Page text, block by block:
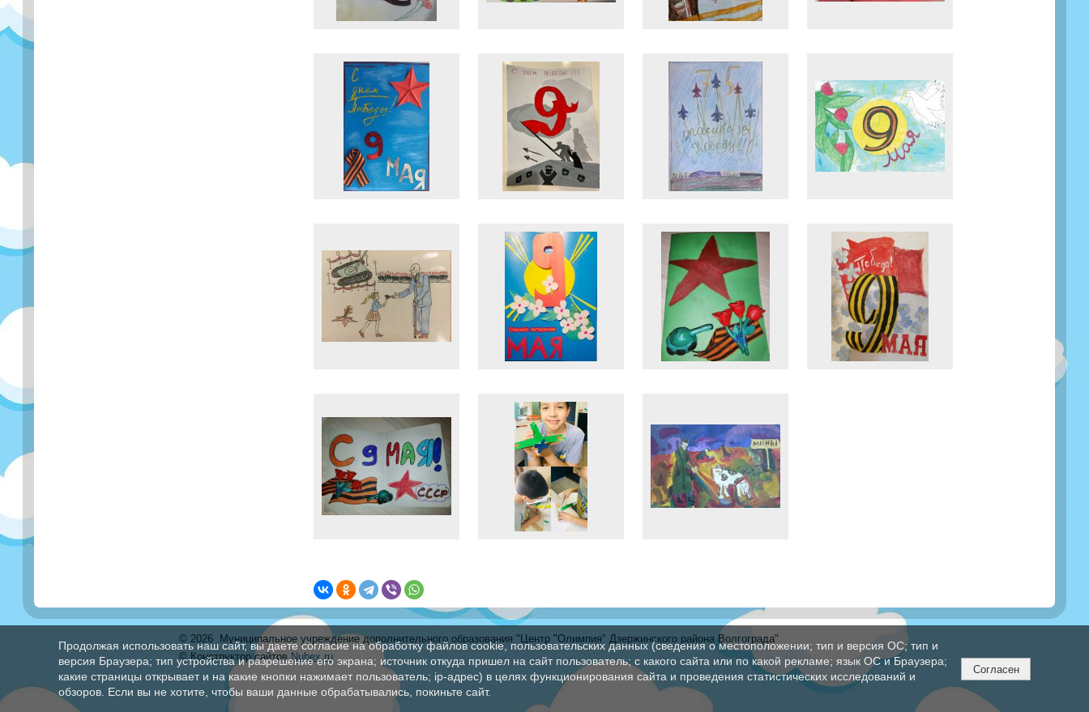
© 2026 Муниципальное учреждение дополнительного образования "Центр "Олимпия" Дзержинского района Волгограда"
© Конструктор сайтов Nubex.ru
Продолжая использовать наш сайт, вы даете согласие на обработку файлов cookie, пользовательских данных (сведения о местоположении; тип и версия ОС; тип и
версия Браузера; тип устройства и разрешение его экрана; источник откуда пришел на сайт пользователь; с какого сайта или по какой рекламе; язык ОС и Браузера;
какие страницы открывает и на какие кнопки нажимает пользователь; ip-адрес) в целях функционирования сайта и проведения статистических исследований и
обзоров. Если вы не хотите, чтобы ваши данные обрабатывались, покиньте сайт.
Согласен